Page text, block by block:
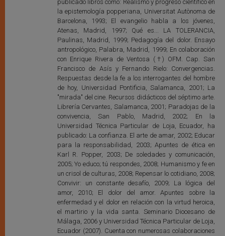
publicado libros como: Realismo y progreso científico en
la epistemología popperiana, Universitat Autònoma de
Barcelona, 1993; El evangelio habla a los jóvenes,
Atenas, Madrid, 1997; Qué es... LA TOLERANCIA,
Paulinas, Madrid, 1999; Pedagogía del dolor. Ensayo
antropológico, Palabra, Madrid, 1999; En colaboración
con Enrique Rivera de Ventosa (†) OFM. Cap. San
Francisco de Asís y Fernando Rielo: Convergencias.
Respuestas desde la fe a los interrogantes del hombre
de hoy, Universidad Pontificia, Salamanca, 2001; La
"mirada" del cine. Recursos didácticos del séptimo arte.
Librería Cervantes, Salamanca, 2001; Paradojas de la
convivencia, San Pablo, Madrid, 2002; En la
Universidad Técnica Particular de Loja, Ecuador, ha
publicado: La confianza. El arte de amar, 2002; Educar
para la responsabilidad, 2003; Apuntes de ética en
Karl R. Popper, 2003; De soledades y comunicación,
2005; Yo educo; tú respondes, 2008; Humanismo y fe en
un crisol de culturas, 2008; Repensar lo cotidiano, 2008;
Convivir: un constante desafío, 2009; La lógica del
amor, 2010; El dolor del amor. Apuntes sobre la
enfermedad y el dolor en relación con la virtud heroica,
el martirio y la vida santa. Seminario Diocesano de
Málaga, 2006 y Universidad Técnica Particular de Loja,
Ecuador (2007). Cuenta con numerosas colaboraciones